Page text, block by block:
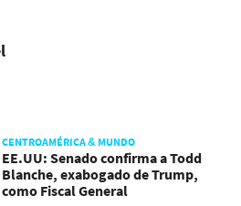
CENTROAMÉRICA & MUNDO
EE.UU: Senado confirma a Todd
Blanche, exabogado de Trump,
como Fiscal General